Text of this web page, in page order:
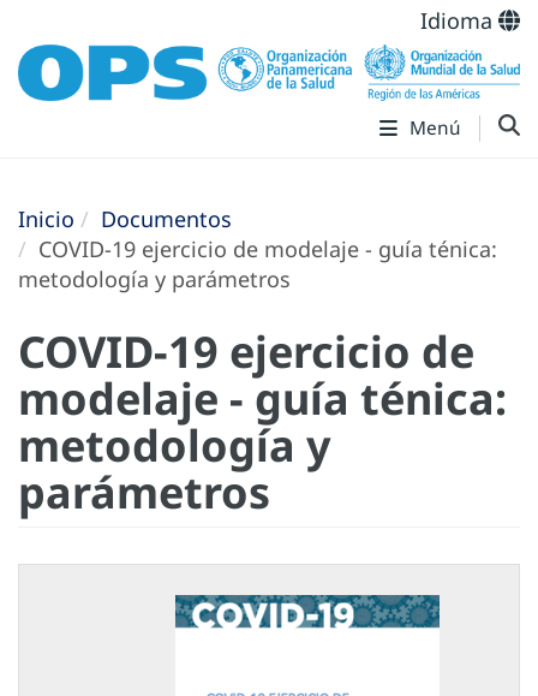
Idioma
Menú
Inicio
Documentos
COVID-19 ejercicio de modelaje - guía ténica:
metodología y parámetros
COVID-19 ejercicio de
modelaje - guía ténica:
metodología y
parámetros